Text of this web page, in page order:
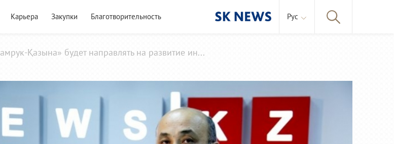
Карьера Закупки Благотворительность Рус
Қазына» будет направлять на развитие ин...